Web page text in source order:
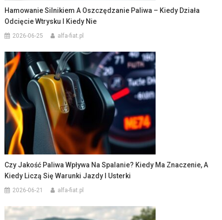
Hamowanie Silnikiem A Oszczędzanie Paliwa – Kiedy Działa
Odcięcie Wtrysku I Kiedy Nie
2026-06-25 alfa-fiat.pl
Czy Jakość Paliwa Wpływa Na Spalanie? Kiedy Ma Znaczenie, A
Kiedy Liczą Się Warunki Jazdy I Usterki
2026-06-21 alfa-fiat.pl